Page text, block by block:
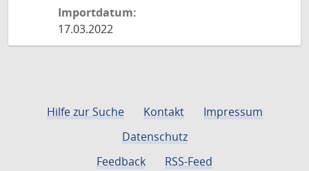
Importdatum:
17.03.2022
Hilfe zur Suche Kontakt
Impressum
Datenschutz
Feedback
RSS-Feed